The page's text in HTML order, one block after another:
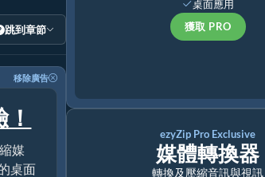
跳到章節
移除廣告
媒
桌面
桌面應用
獲取 PRO
ezyZip Pro Exclusive
媒體轉換器
轉換及壓縮音訊與視訊